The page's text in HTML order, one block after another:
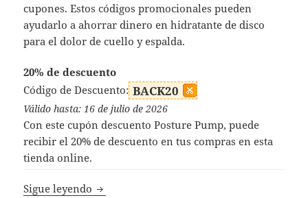
cupones. Estos códigos promocionales pueden
ayudarlo a ahorrar dinero en hidratante de disco
para el dolor de cuello y espalda.
20% de descuento
Código de Descuento: BACK20
Válido hasta: 16 de julio de 2026
Con este cupón descuento Posture Pump, puede
recibir el 20% de descuento en tus compras en esta
tienda online.
Sigue leyendo Códigos Descuento Posture Pump